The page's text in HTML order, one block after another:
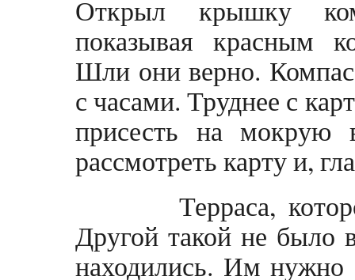
Открыл крышку
показывая красным
Шли они верно. Компас
с часами. Труднее с
присесть на мокрую
рассмотреть карту и,
Терраса,
Другой такой не было
находились. Им